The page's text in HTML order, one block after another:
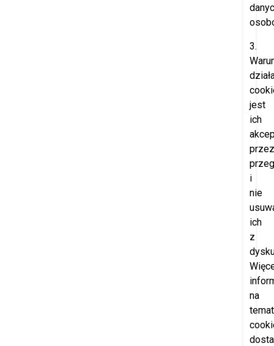
3.
jest
ich
przez
i
nie
ich
z
na
temat